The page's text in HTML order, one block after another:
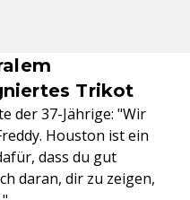
Trikot
der 37-Jährige: "Wir
Houston ist ein
dass du gut
daran, dir zu zeigen,